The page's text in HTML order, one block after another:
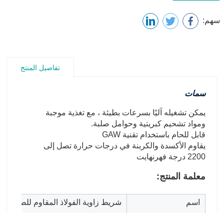
سهم:
تفاصيل المنتج
سمات
يمكن تشغيله آليًا بسرعات بطيئة ، مع تغذية موجبة
ومواد تشحيم كبريتية وحوامل صلبة.
قابل للحام باستخدام تقنية GAW
يقاوم الأكسدة والكربنة في درجات حرارة تصل إلى
2200 درجة فهرنهايت
معلمة المنتج:
اسم شريط زاوية الفولاذ المقاوم للصدأ